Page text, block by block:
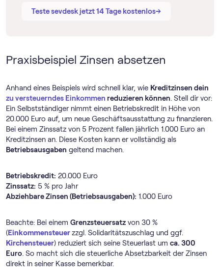
Teste sevdesk jetzt 14 Tage kostenlos→
→
Praxisbeispiel Zinsen absetzen
Anhand eines Beispiels wird schnell klar, wie Kreditzinsen dein
zu versteuerndes Einkommen reduzieren können. Stell dir vor:
Ein Selbstständiger nimmt einen Betriebskredit in Höhe von
20.000 Euro auf, um neue Geschäftsausstattung zu finanzieren.
Bei einem Zinssatz von 5 Prozent fallen jährlich 1.000 Euro an
Kreditzinsen an. Diese Kosten kann er vollständig als
Betriebsausgaben geltend machen.
Betriebskredit: 20.000 Euro
Zinssatz: 5 % pro Jahr
Abziehbare Zinsen (Betriebsausgaben): 1.000 Euro
Beachte: Bei einem Grenzsteuersatz von 30 %
(Einkommensteuerzzgl. Solidaritätszuschlag und ggf.
Kirchensteuer) reduziert sich seine Steuerlast um ca. 300
Euro. So macht sich die steuerliche Absetzbarkeit der Zinsen
direkt in seiner Kasse bemerkbar.